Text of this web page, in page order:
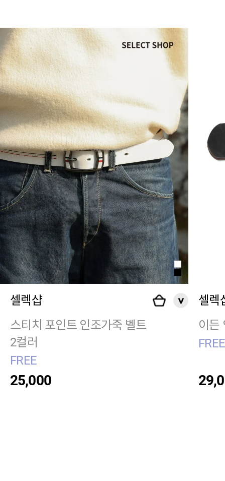
셀렉샵
스티치 포인트 인조가죽 벨트
2컬러
FREE
25,000
셀렉
이든
FREE